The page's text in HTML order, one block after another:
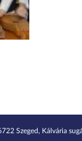
Szeged, Kálvária